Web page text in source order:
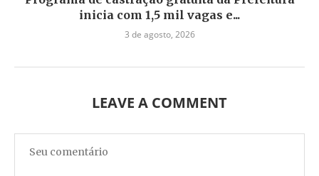
inicia com 1,5 mil vagas e...
3 de agosto, 2026
LEAVE A COMMENT